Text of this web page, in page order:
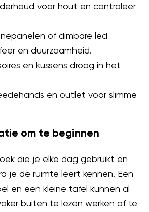
voor hout en controleer
of dimbare led
en duurzaamheid.
en kussens droog in het
en outlet voor slimme
om te beginnen
die je elke dag gebruikt en
je de ruimte leert kennen. Een
en een kleine tafel kunnen al
buiten te lezen werken of te